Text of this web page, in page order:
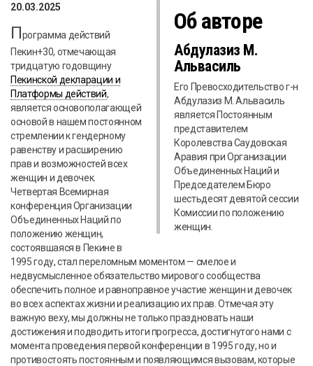
Об авторе
Абдулазиз М.
Альвасиль
Его Превосходительство г-н
Абдулазиз М. Альвасиль
является Постоянным
представителем
Королевства Саудовская
Аравия при Организации
Объединенных Наций и
Председателем Бюро
шестьдесят девятой сессии
Комиссии по положению
женщин.
20.03.2025
Программа действий
Пекин+30, отмечающая
тридцатую годовщину
Пекинской декларации и
Платформы действий,
является основополагающей
основой в нашем постоянном
стремлении к гендерному
равенству и расширению
прав и возможностей всех
женщин и девочек.
Четвертая Всемирная
конференция Организации
Объединенных Наций по
положению женщин,
состоявшаяся в Пекине в
1995 году, стал переломным моментом — смелое и
недвусмысленное обязательство мирового сообщества
обеспечить полное и равноправное участие женщин и девочек
во всех аспектах жизни и реализацию их прав. Отмечая эту
важную веху, мы должны не только праздновать наши
достижения и подводить итоги прогресса, достигнутого нами с
момента проведения первой конференции в 1995 году, но и
противостоять постоянным и появляющимся вызовам, которые